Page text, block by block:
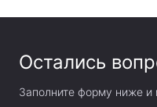
Остались
Заполните форму ниже